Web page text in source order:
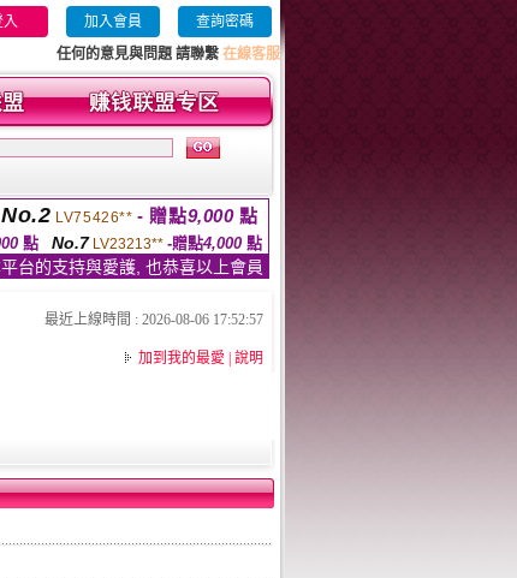
入 加入會員
查詢密碼
任何的意見與問題 請聯繫 在線客服
No.2 LV75426** - 贈點9,000點
點 No.7 LV23213** -贈點4,000點
台的支持與愛護, 也恭喜以上會員
最近上線時間 : 2026-08-06 17:52:57
加到我的最愛 說明